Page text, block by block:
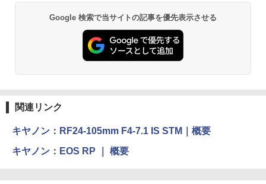
Google 検索で当サイトの記事を優先表示させる
関連リンク
キヤノン：RF24-105mm F4-7.1 IS STM｜概要
キヤノン：EOS RP ｜ 概要